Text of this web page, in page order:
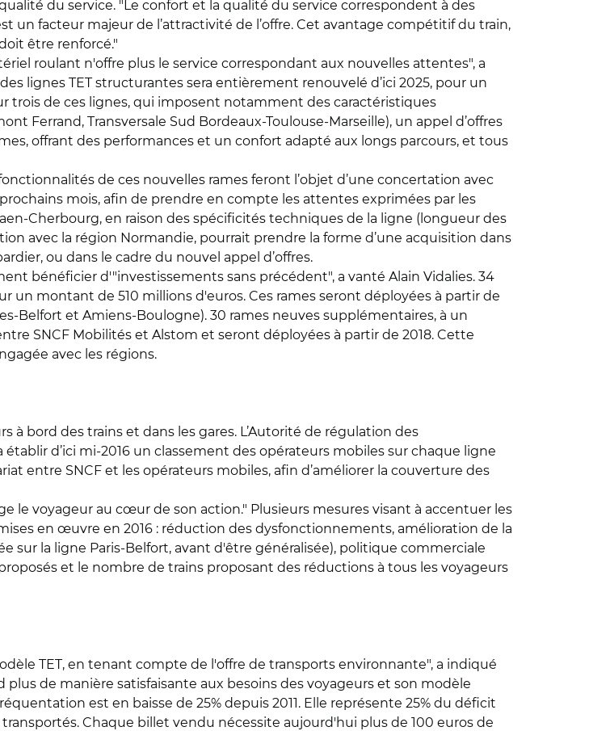
du service. "Le confort et la qualité du service correspondent à des
un facteur majeur de l’attractivité de l’offre. Cet avantage compétitif du train,
être renforcé."
roulant n'offre plus le service correspondant aux nouvelles attentes", a
lignes TET structurantes sera entièrement renouvelé d’ici 2025, pour un
trois de ces lignes, qui imposent notamment des caractéristiques
Ferrand, Transversale Sud Bordeaux-Toulouse-Marseille), un appel d’offres
offrant des performances et un confort adapté aux longs parcours, et tous
de ces nouvelles rames feront l’objet d’une concertation avec
mois, afin de prendre en compte les attentes exprimées par les
Cherbourg, en raison des spécificités techniques de la ligne (longueur des
avec la région Normandie, pourrait prendre la forme d’une acquisition dans
ou dans le cadre du nouvel appel d’offres.
bénéficier d'"investissements sans précédent", a vanté Alain Vidalies. 34
un montant de 510 millions d'euros. Ces rames seront déployées à partir de
Belfort et Amiens-Boulogne). 30 rames neuves supplémentaires, à un
SNCF Mobilités et Alstom et seront déployées à partir de 2018. Cette
avec les régions.
à bord des trains et dans les gares. L’Autorité de régulation des
d’ici mi-2016 un classement des opérateurs mobiles sur chaque ligne
entre SNCF et les opérateurs mobiles, afin d’améliorer la couverture des
le voyageur au cœur de son action." Plusieurs mesures visant à accentuer les
en œuvre en 2016 : réduction des dysfonctionnements, amélioration de la
sur la ligne Paris-Belfort, avant d'être généralisée), politique commerciale
et le nombre de trains proposant des réductions à tous les voyageurs
TET, en tenant compte de l'offre de transports environnante", a indiqué
plus de manière satisfaisante aux besoins des voyageurs et son modèle
est en baisse de 25% depuis 2011. Elle représente 25% du déficit
transportés. Chaque billet vendu nécessite aujourd'hui plus de 100 euros de